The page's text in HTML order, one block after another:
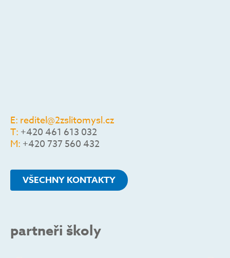
E: reditel@2zslitomysl.cz
T: +420 461 613 032
M: +420 737 560 432
VŠECHNY KONTAKTY
partneři školy